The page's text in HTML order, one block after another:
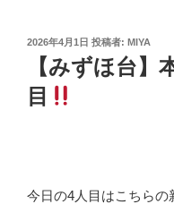
投
2026年4月1日 投稿者: MIYA
【みずほ台】
目
今日の4人目はこちらの